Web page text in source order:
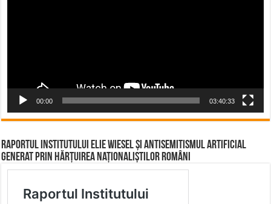
00:00 03:40:33
Raportul Institutului Elie Wiesel și Antisemitismul Artificial
Generat prin Hărțuirea Naționaliștilor Români